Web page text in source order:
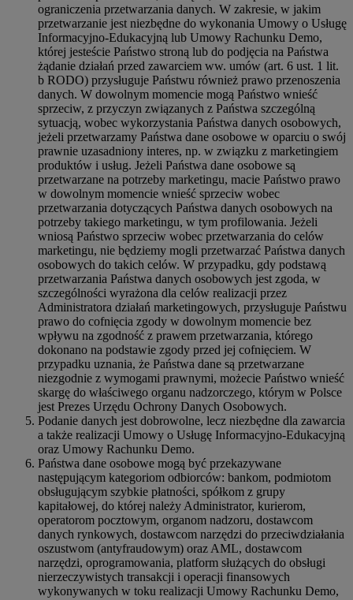
ograniczenia przetwarzania danych. W zakresie, w jakim
przetwarzanie jest niezbędne do wykonania Umowy o Usługę
Informacyjno-Edukacyjną lub Umowy Rachunku Demo,
której jesteście Państwo stroną lub do podjęcia na Państwa
żądanie działań przed zawarciem ww. umów (art. 6 ust. 1 lit.
b RODO) przysługuje Państwu również prawo przenoszenia
danych. W dowolnym momencie mogą Państwo wnieść
sprzeciw, z przyczyn związanych z Państwa szczególną
sytuacją, wobec wykorzystania Państwa danych osobowych,
jeżeli przetwarzamy Państwa dane osobowe w oparciu o swój
prawnie uzasadniony interes, np. w związku z marketingiem
produktów i usług. Jeżeli Państwa dane osobowe są
przetwarzane na potrzeby marketingu, macie Państwo prawo
w dowolnym momencie wnieść sprzeciw wobec
przetwarzania dotyczących Państwa danych osobowych na
potrzeby takiego marketingu, w tym profilowania. Jeżeli
wniosą Państwo sprzeciw wobec przetwarzania do celów
marketingu, nie będziemy mogli przetwarzać Państwa danych
osobowych do takich celów. W przypadku, gdy podstawą
przetwarzania Państwa danych osobowych jest zgoda, w
szczególności wyrażona dla celów realizacji przez
Administratora działań marketingowych, przysługuje Państwu
prawo do cofnięcia zgody w dowolnym momencie bez
wpływu na zgodność z prawem przetwarzania, którego
dokonano na podstawie zgody przed jej cofnięciem. W
przypadku uznania, że Państwa dane są przetwarzane
niezgodnie z wymogami prawnymi, możecie Państwo wnieść
skargę do właściwego organu nadzorczego, którym w Polsce
jest Prezes Urzędu Ochrony Danych Osobowych.
Podanie danych jest dobrowolne, lecz niezbędne dla zawarcia
a także realizacji Umowy o Usługę Informacyjno-Edukacyjną
oraz Umowy Rachunku Demo.
Państwa dane osobowe mogą być przekazywane
następującym kategoriom odbiorców: bankom, podmiotom
obsługującym szybkie płatności, spółkom z grupy
kapitałowej, do której należy Administrator, kurierom,
operatorom pocztowym, organom nadzoru, dostawcom
danych rynkowych, dostawcom narzędzi do przeciwdziałania
oszustwom (antyfraudowym) oraz AML, dostawcom
narzędzi, oprogramowania, platform służących do obsługi
nierzeczywistych transakcji i operacji finansowych
wykonywanych w toku realizacji Umowy Rachunku Demo,